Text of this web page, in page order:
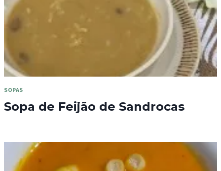
SOPAS
Sopa de Feijão de Sandrocas